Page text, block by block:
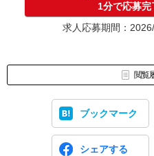
1分で応募完
求人応募期間：
閲覧
ブックマーク
シェアする